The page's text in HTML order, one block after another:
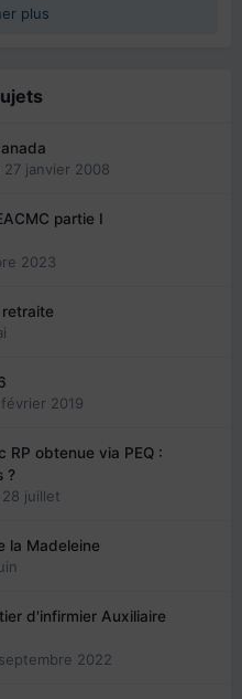
plus
27 janvier 2008
partie I
2023
2019
RP obtenue via PEQ :
?
28 juillet
la Madeleine
d'infirmier Auxiliaire
2022